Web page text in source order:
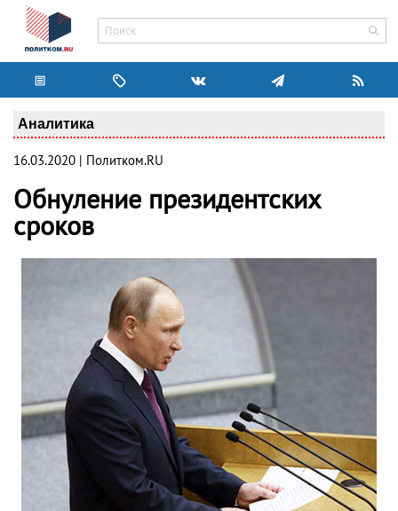
Аналитика
16.03.2020 | Политком.RU
Обнуление президентских
сроков